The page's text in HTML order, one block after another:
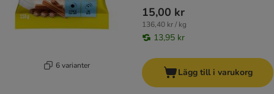
6 varianter
15,00 kr
136,40 kr / kg
13,95 kr
Lägg till i varukorg